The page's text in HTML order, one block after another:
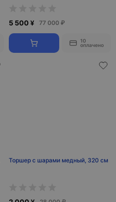
5 500 ¥ 77 000 ₽
10
оплачено
Торшер с шарами медный, 320 см